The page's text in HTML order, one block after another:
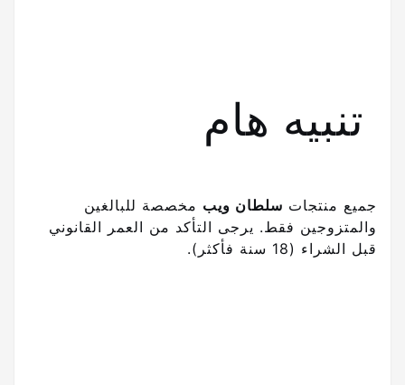
تنبيه هام
جميع منتجات سلطان ويب مخصصة للبالغين
والمتزوجين فقط. يرجى التأكد من العمر القانوني
قبل الشراء (18 سنة فأكثر).